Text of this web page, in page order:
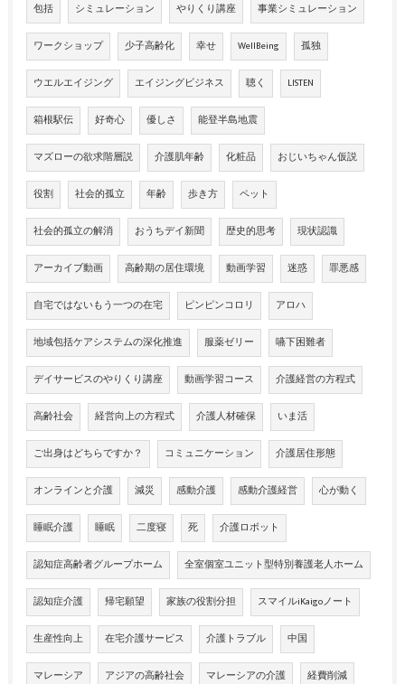
包括 シミュレーション やりくり講座 事業シミュレーション
ワークショップ 少子高齢化 幸せ WellBeing 孤独
ウエルエイジング エイジングビジネス 聴く LISTEN
箱根駅伝 好奇心 優しさ 能登半島地震
マズローの欲求階層説 介護肌年齢 化粧品 おじいちゃん仮説
役割 社会的孤立 年齢 歩き方 ペット
社会的孤立の解消 おうちデイ新聞 歴史的思考 現状認識
アーカイブ動画 高齢期の居住環境 動画学習 迷惑 罪悪感
自宅ではないもう一つの在宅 ピンピンコロリ アロハ
地域包括ケアシステムの深化推進 服薬ゼリー 嚥下困難者
デイサービスのやりくり講座 動画学習コース 介護経営の方程式
高齢社会 経営向上の方程式 介護人材確保 いま活
ご出身はどちらですか？ コミュニケーション 介護居住形態
オンラインと介護 減災 感動介護 感動介護経営 心が動く
睡眠介護 睡眠 二度寝 死 介護ロボット
認知症高齢者グループホーム 全室個室ユニット型特別養護老人ホーム
認知症介護 帰宅願望 家族の役割分担 スマイルiKaigoノート
生産性向上 在宅介護サービス 介護トラブル 中国
マレーシア アジアの高齢社会 マレーシアの介護 経費削減